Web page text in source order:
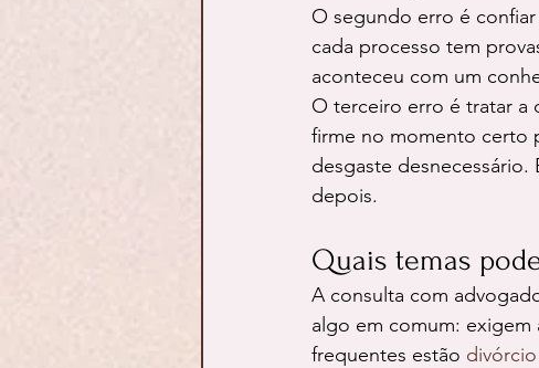
O segundo erro é
cada processo tem
aconteceu com um
O terceiro erro é tratar a
firme no momento certo
desgaste desnecessário.
depois.
Quais temas
A consulta com
algo em comum: exigem
frequentes estão